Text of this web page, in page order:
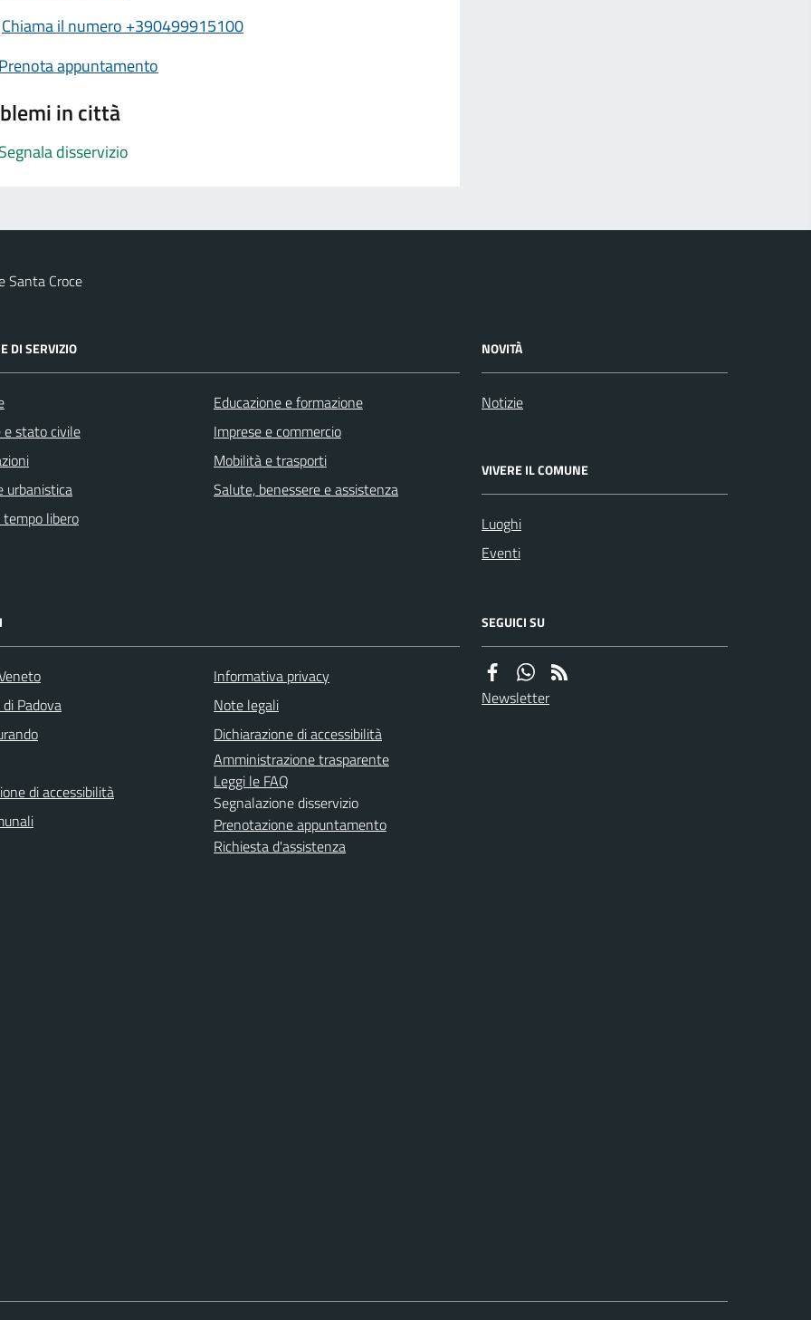
Chiama il numero +390499915100
Prenota appuntamento
in città
Segnala disservizio
Santa Croce
DI SERVIZIO
e stato civile
urbanistica
libero
Educazione e formazione
Imprese e commercio
Mobilità e trasporti
Salute, benessere e assistenza
NOVITÀ
Notizie
VIVERE IL COMUNE
Luoghi
Eventi
Padova
di accessibilità
Informativa privacy
Note legali
Dichiarazione di accessibilità
Amministrazione trasparente
Leggi le FAQ
Segnalazione disservizio
Prenotazione appuntamento
Richiesta d'assistenza
SEGUICI SU
Newsletter